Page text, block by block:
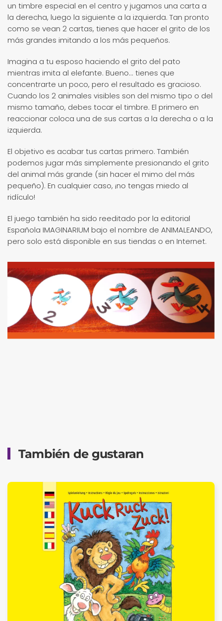
un timbre especial en el centro y jugamos una carta a
la derecha, luego la siguiente a la izquierda. Tan pronto
como se vean 2 cartas, tienes que hacer el grito de los
más grandes imitando a los más pequeños.
Imagina a tu esposo haciendo el grito del pato
mientras imita al elefante. Bueno... tienes que
concentrarte un poco, pero el resultado es gracioso.
Cuando los 2 animales visibles son del mismo tipo o del
mismo tamaño, debes tocar el timbre. El primero en
reaccionar coloca una de sus cartas a la derecha o a la
izquierda.
El objetivo es acabar tus cartas primero. También
podemos jugar más simplemente presionando el grito
del animal más grande (sin hacer el mimo del más
pequeño). En cualquier caso, ¡no tengas miedo al
ridículo!
El juego también ha sido reeditado por la editorial
Española IMAGINARIUM bajo el nombre de ANIMALEANDO,
pero solo está disponible en sus tiendas o en Internet.
También de gustaran